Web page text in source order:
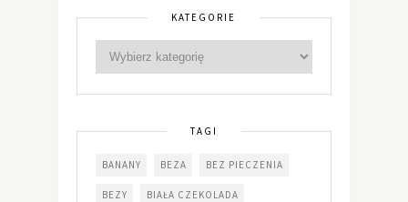
KATEGORIE
TAGI
BANANY BEZA BEZ PIECZENIA
BEZY BIAŁA CZEKOLADA